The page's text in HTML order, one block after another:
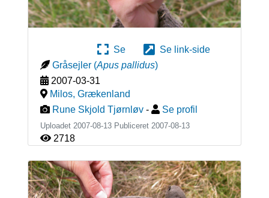
Se
Se link-side
Gråsejler (Apus pallidus)
2007-03-31
Milos, Grækenland
Rune Skjold Tjørnløv - Se profil
Uploadet 2007-08-13 Publiceret 2007-08-13
2718